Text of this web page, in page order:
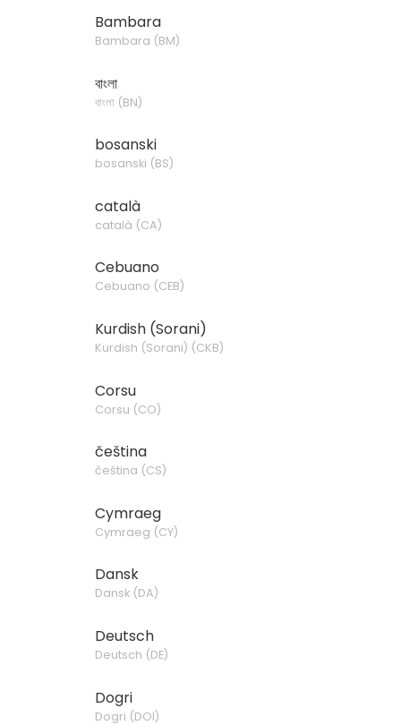
Bambara
Bambara (BM)
বাংলা
বাংলা (BN)
bosanski
bosanski (BS)
català
català (CA)
Cebuano
Cebuano (CEB)
Kurdish (Sorani)
Kurdish (Sorani) (CKB)
Corsu
Corsu (CO)
čeština
čeština (CS)
Cymraeg
Cymraeg (CY)
Dansk
Dansk(DA)
Deutsch
Deutsch (DE)
Dogri
Dogri (DOI)